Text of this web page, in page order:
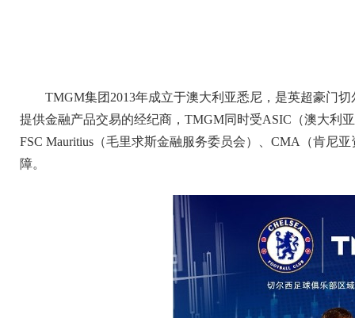
TMGM集团2013年成立于澳大利亚悉尼，是英超豪门
提供金融产品交易的经纪商，TMGM同时受ASIC（澳大利
FSC Mauritius（毛里求斯金融服务委员会）、CMA（肯尼
障。